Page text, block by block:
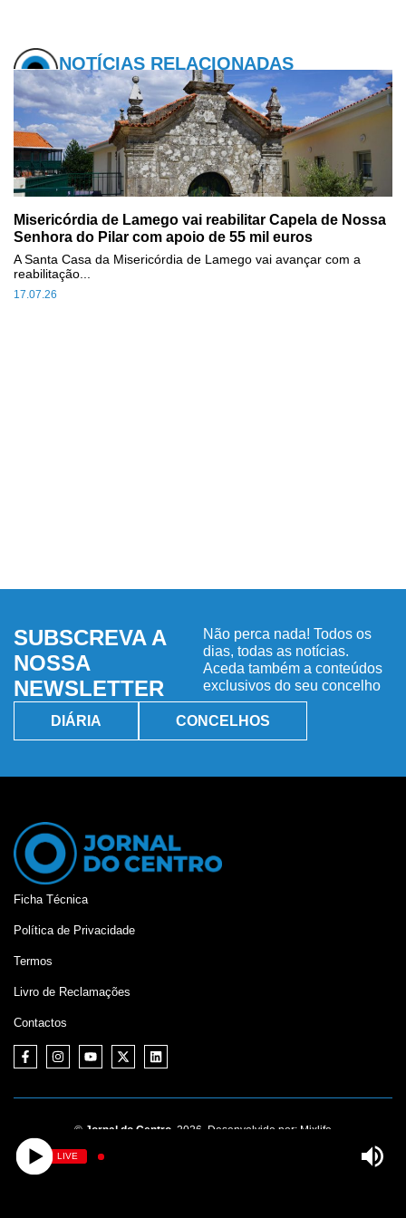
NOTÍCIAS RELACIONADAS
Misericórdia de Lamego vai reabilitar Capela de Nossa
Senhora do Pilar com apoio de 55 mil euros
17.07.26
A Santa Casa da Misericórdia de Lamego vai avançar com a
reabilitação...
SUBSCREVA A
NOSSA
NEWSLETTER
Não perca nada! Todos os
dias, todas as notícias.
Aceda também a conteúdos
exclusivos do seu concelho
DIÁRIA CONCELHOS
Ficha Técnica
Política de Privacidade
Termos
Livro de Reclamações
Contactos
© Jornal do Centro, 2026. Desenvolvido por: Mixlife
LIVE